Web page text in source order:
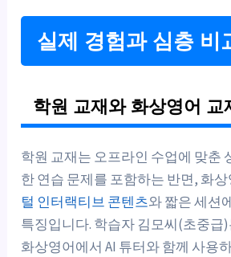
실제 경험과 심층 비
학원 교재와 화상영어 교
학원 교재는 오프라인 수업에 맞춘
한 연습 문제를 포함하는 반면, 화
털 인터랙티브 콘텐츠와 짧은 세션
특징입니다. 학습자 김모씨(초중급
화상영어에서 AI 튜터와 함께 사용